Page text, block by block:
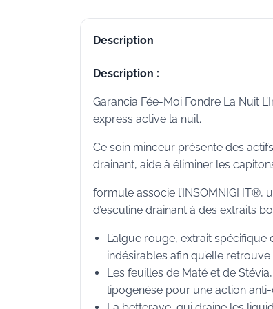
Description
Description :
Garancia Fée-Moi Fondre La Nuit
express active la nuit.
Ce soin minceur présente des
drainant, aide à éliminer les
formule associe
d’esculine drainant à des extraits
L’algue rouge, extrait
indésirables afin qu’elle
Les feuilles de Maté et de
lipogenèse pour une action